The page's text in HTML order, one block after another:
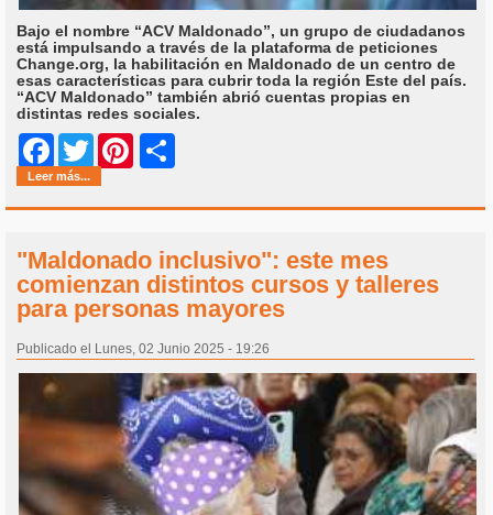
Bajo el nombre “ACV Maldonado”, un grupo de ciudadanos
está impulsando a través de la plataforma de peticiones
Change.org, la habilitación en Maldonado de un centro de
esas características para cubrir toda la región Este del país.
“ACV Maldonado” también abrió cuentas propias en
distintas redes sociales.
Facebook
Twitter Pinterest
Leer más...
"Maldonado inclusivo": este mes
comienzan distintos cursos y talleres
para personas mayores
Publicado el Lunes, 02 Junio 2025 - 19:26